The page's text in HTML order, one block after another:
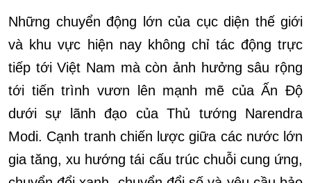
Những chuyển động lớn của cục diện thế giới
và khu vực hiện nay không chỉ tác động trực
tiếp tới Việt Nam mà còn ảnh hưởng sâu rộng
tới tiến trình vươn lên mạnh mẽ của Ấn Độ
dưới sự lãnh đạo của Thủ tướng Narendra
Modi. Cạnh tranh chiến lược giữa các nước lớn
gia tăng, xu hướng tái cấu trúc chuỗi cung ứng,